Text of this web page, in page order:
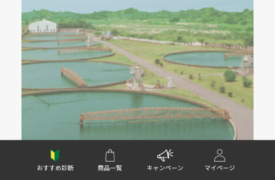
安心・安全のとりくみ
おすすめ診断 商品一覧 キャンペーン マイページ